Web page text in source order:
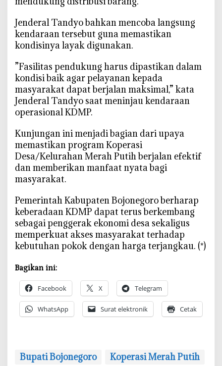
‎Jenderal Tandyo bahkan mencoba langsung
kendaraan tersebut guna memastikan
kondisinya layak digunakan.
‎”Fasilitas pendukung harus dipastikan dalam
kondisi baik agar pelayanan kepada
masyarakat dapat berjalan maksimal,” kata
Jenderal Tandyo saat meninjau kendaraan
operasional KDMP.
‎Kunjungan ini menjadi bagian dari upaya
memastikan program Koperasi
Desa/Kelurahan Merah Putih berjalan efektif
dan memberikan manfaat nyata bagi
masyarakat.
‎Pemerintah Kabupaten Bojonegoro berharap
keberadaan KDMP dapat terus berkembang
sebagai penggerak ekonomi desa sekaligus
memperkuat akses masyarakat terhadap
kebutuhan pokok dengan harga terjangkau. (*)
Bagikan ini:
Facebook X Telegram
WhatsApp Surat elektronik Cetak
Bupati Bojonegoro
Koperasi Merah Putih